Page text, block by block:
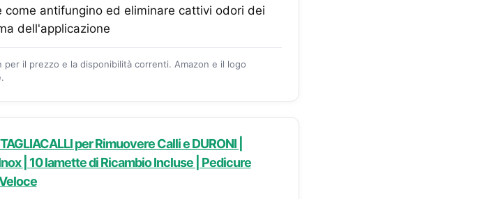
antifungino ed eliminare cattivi odori dei
dell'applicazione
il prezzo e la disponibilità correnti. Amazon e il logo
per Rimuovere Calli e DURONI |
| 10 lamette di Ricambio Incluse | Pedicure